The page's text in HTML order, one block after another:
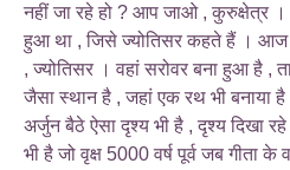
नहीं जा रहे हो ? आप जाओ , कुरुक्षेत्र
हुआ था , जिसे ज्योतिसर कहते हैं । आज
, ज्योतिसर । वहां सरोवर बना हुआ है ,
जैसा स्थान है , जहां एक रथ भी बनाया
अर्जुन बैठे ऐसा दृश्य भी है , दृश्य दिखा
भी है जो वृक्ष 5000 वर्ष पूर्व जब गीता